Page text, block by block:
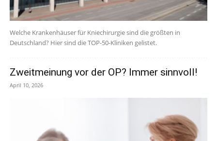
Welche Krankenhäuser für Kniechirurgie sind die größten in
Deutschland? Hier sind die TOP-50-Kliniken gelistet.
Zweitmeinung vor der OP? Immer sinnvoll!
April 10, 2026